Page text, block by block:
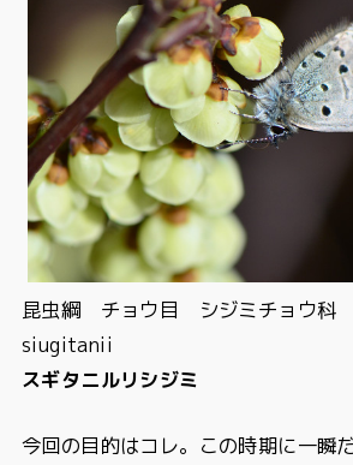
昆虫綱
チョウ目 シジミチョウ
siugitanii
スギタニルリシジミ
今回の目的はコレ。この時期に一瞬